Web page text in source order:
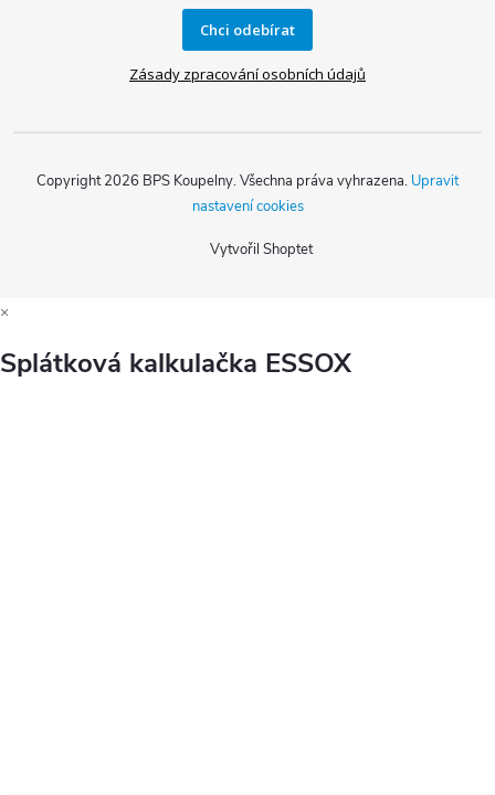
Chci odebírat
Zásady zpracování osobních údajů
Vytvořil Shoptet
Copyright 2026 BPS Koupelny. Všechna práva vyhrazena. Upravit
nastavení cookies
×
Splátková kalkulačka ESSOX